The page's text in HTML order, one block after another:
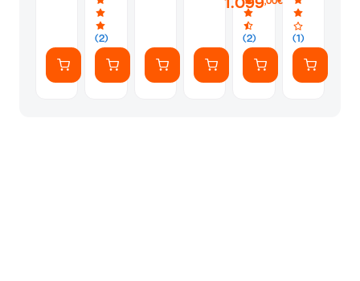
Vocabulary
in 1)
και
USB
First
Austria
FA-
3101
(2)
Red
Hot
Chili
Peppers
Ryzen
7-
250/16
GB/1
TB
SSD/GeForce
RTX
(2)
1.099
(1)